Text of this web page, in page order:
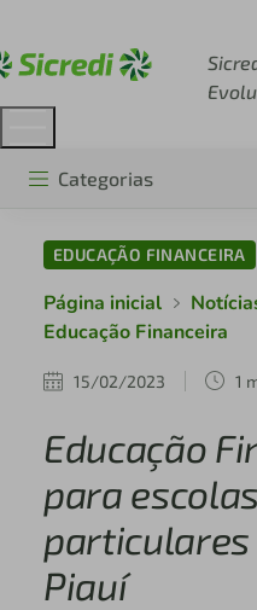
Categorias
EDUCAÇÃO FINANCEIRA
Página inicial
Educação Financeira
15/02/2023 1
Educação
para
particulares
Piauí